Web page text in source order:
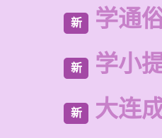
新 学通
新 学小
新 大连